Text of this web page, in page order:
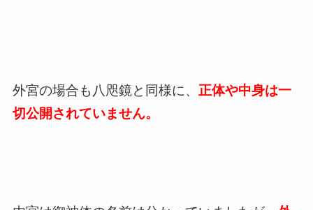
外宮の場合も八咫鏡と同様に、 正体や中身は一
切公開されていません。